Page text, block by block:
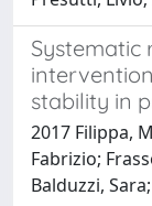
Systematic
stability in
2017 Filippa,
Fabrizio;
Balduzzi,